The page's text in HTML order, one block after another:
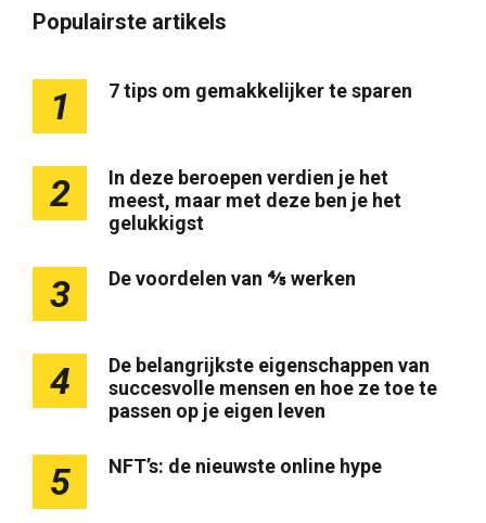
Populairste artikels
1 7 tips om gemakkelijker te sparen
2
In deze beroepen verdien je het
meest, maar met deze ben je het
gelukkigst
3 De voordelen van ⅘ werken
4
De belangrijkste eigenschappen van
succesvolle mensen en hoe ze toe te
passen op je eigen leven
5 NFT’s: de nieuwste online hype